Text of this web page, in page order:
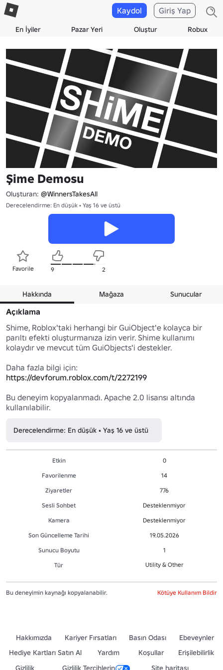
En İyiler Pazar Yeri Oluştur Robux
Kaydol Giriş Yap
Şime Demosu
Oluşturan: @WinnersTakesAll
Derecelendirme: En düşük • Yaş 16 ve üstü
Favorile 9 2
Hakkında Mağaza Sunucular
Açıklama
Shime, Roblox'taki herhangi bir GuiObject'e kolayca bir
parıltı efekti oluşturmanıza izin verir. Shime kullanımı
kolaydır ve mevcut tüm GuiObjects'i destekler.
https://devforum.roblox.com/t/2272199
Bu deneyim kopyalanmadı. Apache 2.0 lisansı altında
kullanılabilir.
Derecelendirme: En düşük • Yaş 16 ve üstü
Etkin
0
Favorilenme
14
Ziyaretler
776
Sesli Sohbet
Desteklenmiyor
Kamera
Desteklenmiyor
Son Güncelleme Tarihi
19.05.2026
Sunucu Boyutu
1
Tür
Utility & Other
Bu deneyimin kaynağı kopyalanabilir. Kötüye Kullanım Bildir
Hakkımızda Kariyer Fırsatları Basın Odası
Ebeveynler
Hediye Kartları Satın Al
Yardım Koşullar
Erişilebilirlik
Gizlilik
Gizlilik Tercihlerin Site haritası